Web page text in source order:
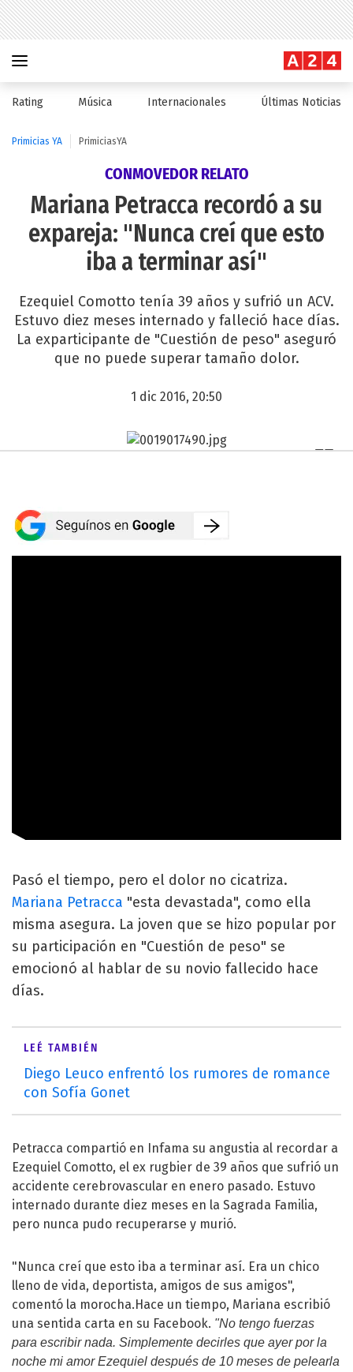
Rating Música Internacionales Últimas Noticias
Primicias YA PrimiciasYA
CONMOVEDOR RELATO
Mariana Petracca recordó a su
expareja: "Nunca creí que esto
iba a terminar así"
Ezequiel Comotto tenía 39 años y sufrió un ACV.
Estuvo diez meses internado y falleció hace días.
La exparticipante de "Cuestión de peso" aseguró
que no puede superar tamaño dolor.
1 dic 2016, 20:50
Pasó el tiempo, pero el dolor no cicatriza.
Mariana Petracca "esta devastada", como ella
misma asegura. La joven que se hizo popular por
su participación en "Cuestión de peso" se
emocionó al hablar de su novio fallecido hace
días.
LEÉ TAMBIÉN
Diego Leuco enfrentó los rumores de romance
con Sofía Gonet
Petracca compartió en Infama su angustia al recordar a
Ezequiel Comotto, el ex rugbier de 39 años que sufrió un
accidente cerebrovascular en enero pasado. Estuvo
internado durante diez meses en la Sagrada Familia,
pero nunca pudo recuperarse y murió.
"Nunca creí que esto iba a terminar así. Era un chico
lleno de vida, deportista, amigos de sus amigos",
comentó la morocha.Hace un tiempo, Mariana escribió
una sentida carta en su Facebook. "No tengo fuerzas
para escribir nada. Simplemente decirles que ayer por la
noche mi amor Ezequiel después de 10 meses de pelearla